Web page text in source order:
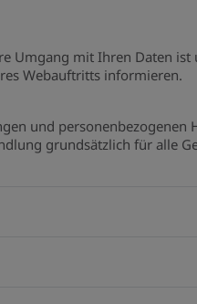
Umgang mit Ihren Daten
Webauftritts informieren.
und
grundsätzlich für alle